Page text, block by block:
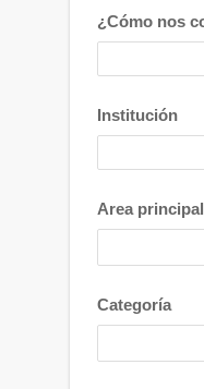
¿Cómo nos
Institución
Area
Categoría